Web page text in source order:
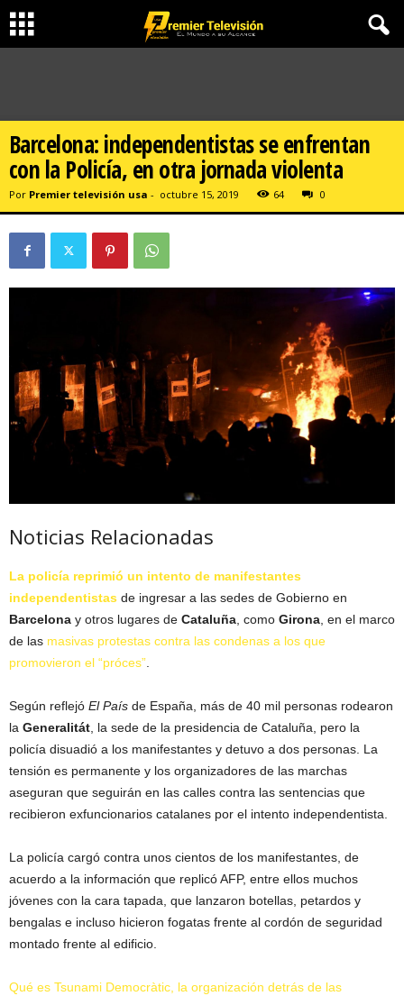
Barcelona: independentistas se enfrentan
con la Policía, en otra jornada violenta
Por Premier televisión usa - octubre 15, 2019 64 0
Noticias Relacionadas
La policía reprimió un intento de manifestantes
independentistas de ingresar a las sedes de Gobierno en
Barcelona y otros lugares de Cataluña, como Girona, en el marco
de las masivas protestas contra las condenas a los que
promovieron el “próces”.
Según reflejó El País de España, más de 40 mil personas rodearon
la Generalitát, la sede de la presidencia de Cataluña, pero la
policía disuadió a los manifestantes y detuvo a dos personas. La
tensión es permanente y los organizadores de las marchas
aseguran que seguirán en las calles contra las sentencias que
recibieron exfuncionarios catalanes por el intento independentista.
La policía cargó contra unos cientos de los manifestantes, de
acuerdo a la información que replicó AFP, entre ellos muchos
jóvenes con la cara tapada, que lanzaron botellas, petardos y
bengalas e incluso hicieron fogatas frente al cordón de seguridad
montado frente al edificio.
Qué es Tsunami Democràtic, la organización detrás de las